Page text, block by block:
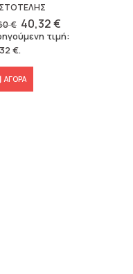
€ Original
price
was:
57,60 €.
40,32€Η
τρέχουσα
τιμή
τιμή:
€.
ΑΓΟΡΑ